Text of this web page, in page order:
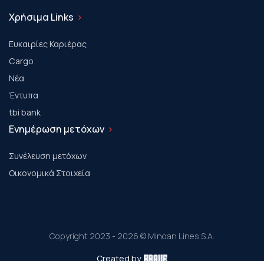
Χρήσιμα Links
Ευκαιρίες Καριέρας
Cargo
Νέα
Έντυπα
tbi bank
Ενημέρωση μετόχων
Συνέλευση μετόχων
Οικονομικά Στοιχεία
Copyright 2023 - 2026 © Minoan Lines S.A.
Created by